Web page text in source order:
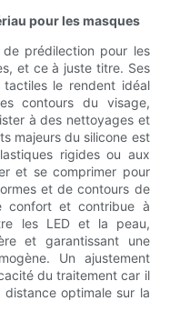
pour les masques
prédilection pour les
et ce à juste titre. Ses
le rendent idéal
contours du visage,
à des nettoyages et
majeurs du silicone est
rigides ou aux
et se comprimer pour
et de contours de
confort et contribue à
les LED et la peau,
et garantissant une
Un ajustement
du traitement car il
distance optimale sur la